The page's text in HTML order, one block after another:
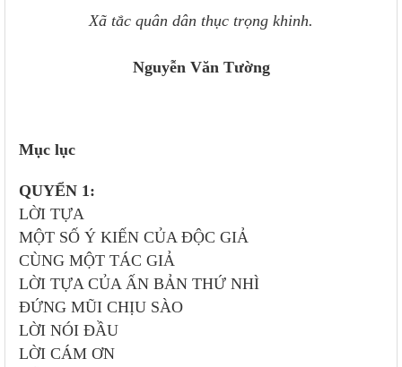
Xã tắc quân dân thục trọng khinh.
Nguyễn Văn Tường
Mục lục
QUYỂN 1:
LỜI TỰA
MỘT SỐ Ý KIẾN CỦA ĐỘC GIẢ
CÙNG MỘT TÁC GIẢ
LỜI TỰA CỦA ẤN BẢN THỨ NHÌ
ĐỨNG MŨI CHỊU SÀO
LỜI NÓI ĐẦU
LỜI CÁM ƠN